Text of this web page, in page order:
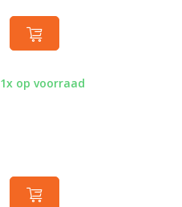
1x op voorraad